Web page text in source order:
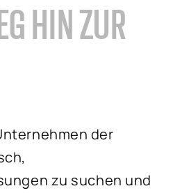
HIN ZUR
der
zu suchen und